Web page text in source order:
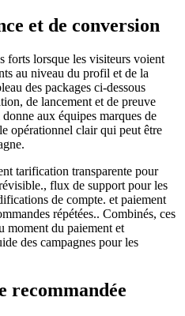
et de conversion
forts lorsque les visiteurs voient
au niveau du profil et de la
des packages ci-dessous
de lancement et de preuve
aux équipes marques de
opérationnel clair qui peut être
tarification transparente pour
flux de support pour les
de compte. et paiement
répétées.. Combinés, ces
moment du paiement et
des campagnes pour les
recommandée